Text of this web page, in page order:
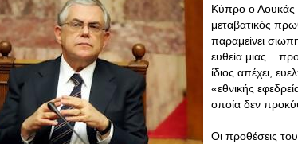
Κύπρο ο Λουκάς
μεταβατικός
παραμείνει
ευθεία μιας...
ίδιος απέχει,
«εθνικής
οποία δεν
Οι προθέσεις